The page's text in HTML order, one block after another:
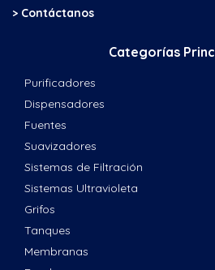
> Contáctanos
Categorías
Purificadores
Dispensadores
Fuentes
Suavizadores
Sistemas de Filtración
Sistemas Ultravioleta
Grifos
Tanques
Membranas